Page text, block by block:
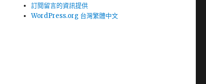
訂閱留言的資訊提供
WordPress.org 台灣繁體中文